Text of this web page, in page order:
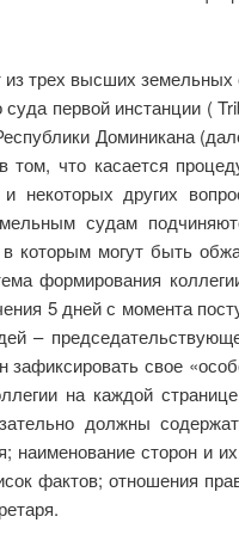
трех высших земельных
первой инстанции (
Доминикана
что касается
некоторых других
судам
которым могут быть
формирования
5 дней с момента
–
свое
на каждой
должны
сторон и
фактов; отношения